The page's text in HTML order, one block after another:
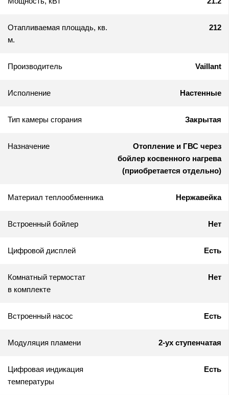
Отапливаемая площадь, кв.
м.
212
Производитель Vaillant
Исполнение Настенные
Тип камеры сгорания Закрытая
Назначение
Отопление и ГВС через
бойлер косвенного нагрева
(приобретается отдельно)
Материал теплообменника Нержавейка
Встроенный бойлер Нет
Цифровой дисплей Есть
Комнатный термостат
в комплекте
Нет
Встроенный насос Есть
Модуляция пламени 2-ух ступенчатая
Цифровая индикация
температуры
Есть